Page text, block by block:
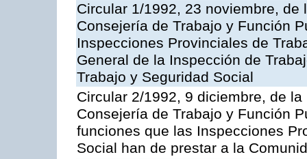
Circular 1/1992, 23 noviembre,
Consejería de Trabajo y Función
Inspecciones Provinciales de
General de la Inspección de
Trabajo y Seguridad Social
Circular 2/1992, 9 diciembre, de
Consejería de Trabajo y Función
funciones que las Inspecciones
Social han de prestar a la